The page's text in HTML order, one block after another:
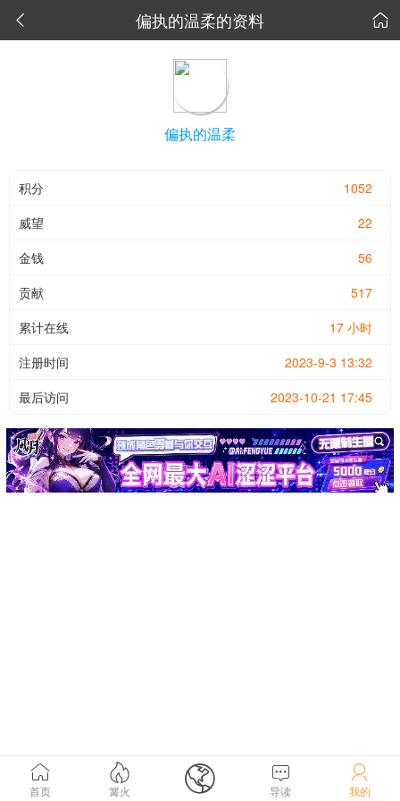
 偏执的温柔的资料 
偏执的温柔
1052
积分
22
威望
56
金钱
517
贡献
17 小时
累计在线
2023-9-3 13:32
注册时间
2023-10-21 17:45
最后访问

首页

篝火  
导读

我的